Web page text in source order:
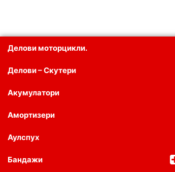
Делови моторцикли.
Делови – Скутери
Акумулатори
Амортизери
Аулспух
Бандажи